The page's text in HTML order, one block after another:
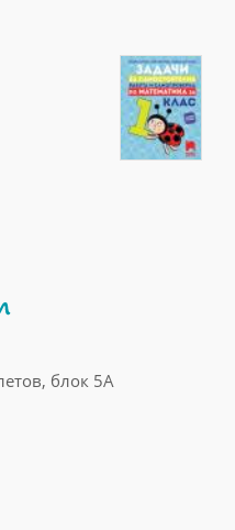
блок 5А